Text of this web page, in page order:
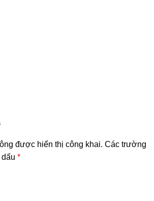
được hiển thị công khai. Các trường
*